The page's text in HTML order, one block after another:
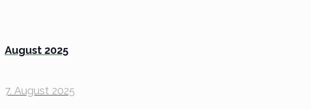
August 2025
7. August 2025